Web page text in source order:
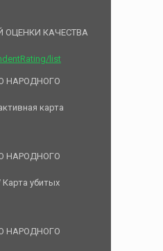
ОЦЕНКИ КАЧЕСТВА
list
НАРОДНОГО
карта
НАРОДНОГО
убитых
НАРОДНОГО